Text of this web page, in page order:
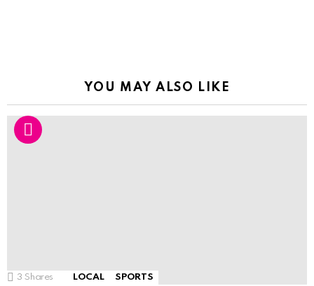
YOU MAY ALSO LIKE
3 Shares LOCAL SPORTS